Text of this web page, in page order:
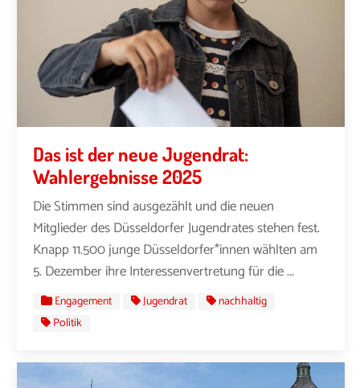
Das ist der neue Jugendrat:
Wahlergebnisse 2025
Die Stimmen sind ausgezählt und die neuen
Mitglieder des Düsseldorfer Jugendrates stehen fest.
Knapp 11.500 junge Düsseldorfer*innen wählten am
5. Dezember ihre Interessenvertretung für die ...
Engagement Jugendrat
nachhaltig
Politik